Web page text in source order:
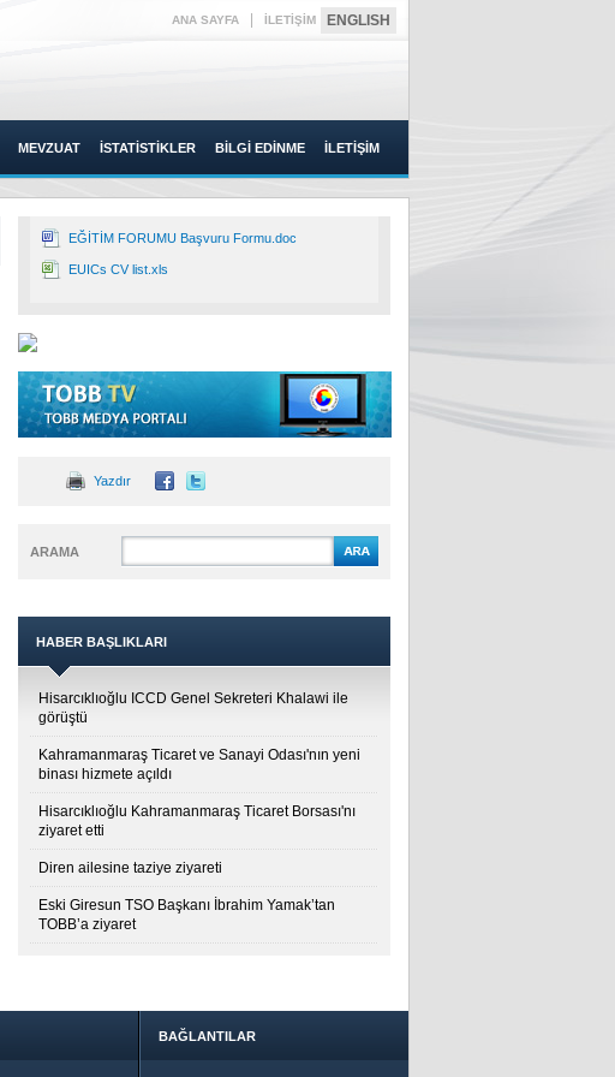
ANA SAYFA İLETİŞİM ENGLISH
MEVZUAT İSTATİSTİKLER BİLGİ EDİNME İLETİŞİM
EĞİTİM FORUMU Başvuru Formu.doc
EUICs CV list.xls
Yazdır
ARAMA
HABER BAŞLIKLARI
Hisarcıklıoğlu ICCD Genel Sekreteri Khalawi ile
görüştü
Kahramanmaraş Ticaret ve Sanayi Odası'nın yeni
binası hizmete açıldı
Hisarcıklıoğlu Kahramanmaraş Ticaret Borsası'nı
ziyaret etti
Diren ailesine taziye ziyareti
Eski Giresun TSO Başkanı İbrahim Yamak’tan
TOBB’a ziyaret
BAĞLANTILAR